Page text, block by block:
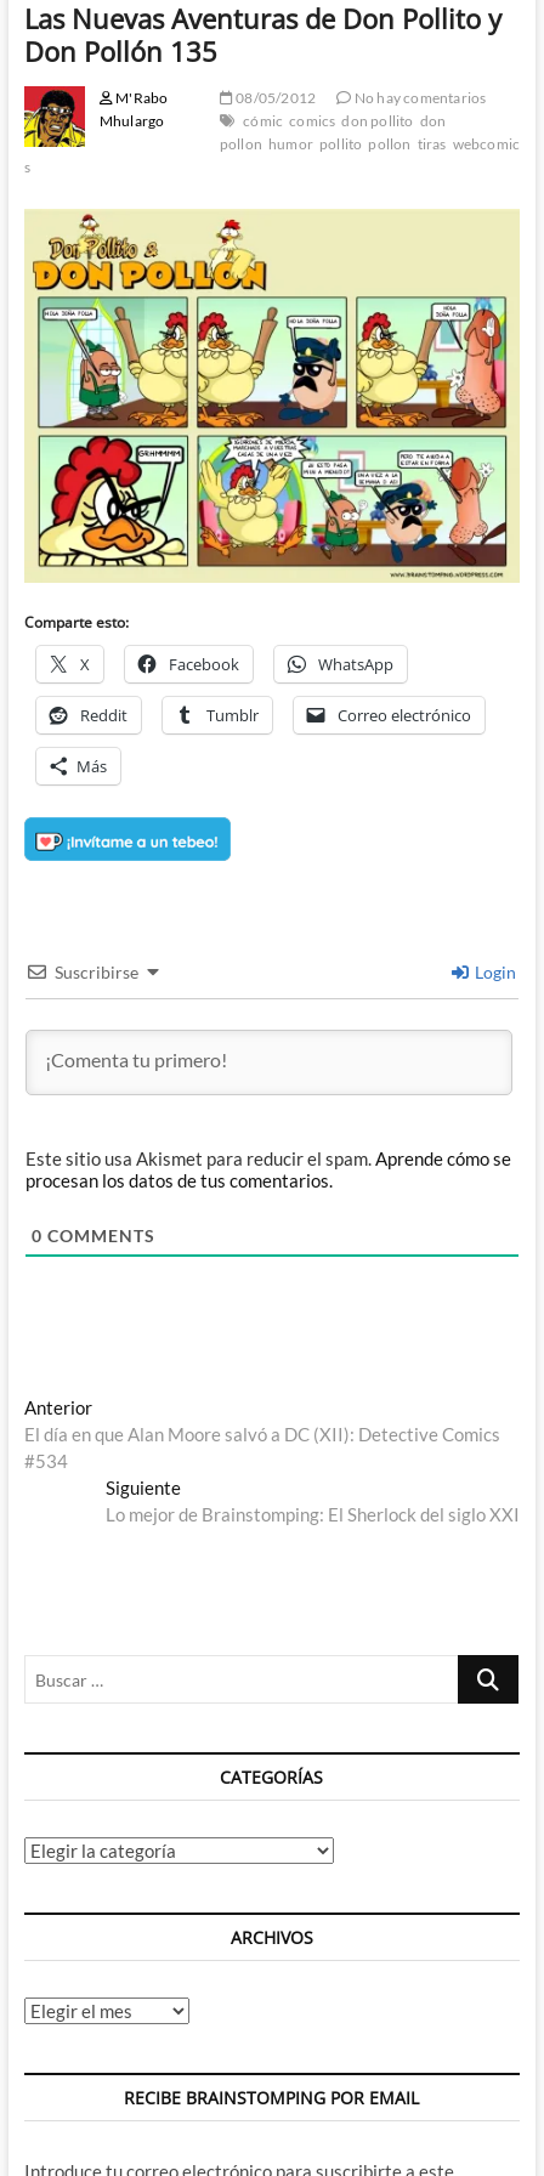
Las Nuevas Aventuras de Don Pollito y
Don Pollón 135
M'Rabo
Mhulargo
08/05/2012
No hay comentarios
cómic comics don pollito don
pollon humor pollito pollon tiras webcomic
s
Comparte esto:
X Facebook WhatsApp
Reddit Tumblr Correo electrónico
Más
Suscribirse Login
Este sitio usa Akismet para reducir el spam.Aprende cómo se
procesan los datos de tus comentarios.
0 COMMENTS
Navegación
de
entradas
AnteriorEntrada
anterior:
El día en que Alan Moore salvó a DC (XII): Detective Comics
#534
SiguienteEntrada
siguiente:
Lo mejor de Brainstomping: El Sherlock del siglo XXI
Buscar
CATEGORÍAS
Categorías
ARCHIVOS
Archivos
RECIBE BRAINSTOMPING POR EMAIL
Introduce tu correo electrónico para suscribirte a este